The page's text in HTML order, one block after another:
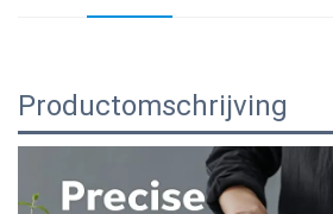
Productomschrijving